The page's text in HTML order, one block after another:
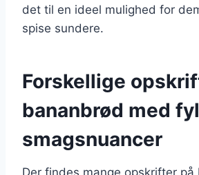
det til en ideel mulighed for
spise sundere.
Forskellige
bananbrød med
smagsnuancer
Der findes mange opskrifter